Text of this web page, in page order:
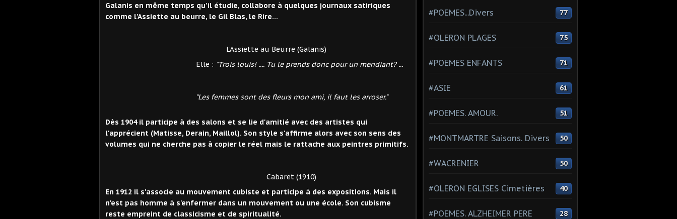
Galanis en même temps qu'il étudie, collabore à quelques journaux satiriques
comme l'Assiette au beurre, le Gil Blas, le Rire...
L'Assiette au Beurre (Galanis)
Elle : "Trois louis! .... Tu le prends donc pour un mendiant? ...
"Les femmes sont des fleurs mon ami, il faut les arroser."
Dès 1904 il participe à des salons et se lie d'amitié avec des artistes qui
l'apprécient (Matisse, Derain, Maillol). Son style s'affirme alors avec son sens des
volumes qui ne cherche pas à copier le réel mais le rattache aux peintres primitifs.
Cabaret (1910)
En 1912 il s'associe au mouvement cubiste et participe à des expositions. Mais il
n'est pas homme à s'enfermer dans un mouvement ou une école. Son cubisme
reste empreint de classicisme et de spiritualité.
#POEMES...Divers 77
#OLERON PLAGES 75
#POEMES ENFANTS 71
#ASIE 61
#POEMES. AMOUR. 51
#MONTMARTRE Saisons. Divers 50
#WACRENIER 50
#OLERON EGLISES Cimetières 40
#POEMES. ALZHEIMER PERE 28